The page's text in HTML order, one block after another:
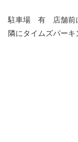
駐車場 有 店舗前
隣にタイムズパーキ